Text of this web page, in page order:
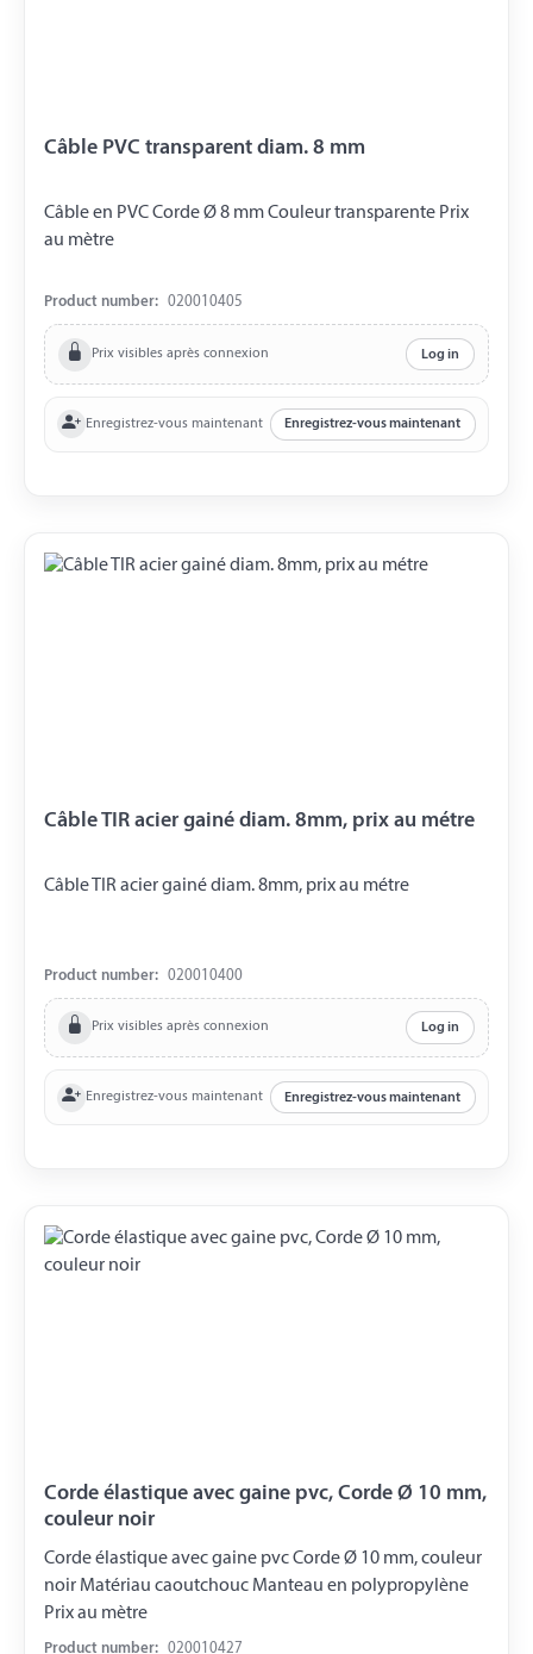
Câble PVC transparent diam. 8 mm
Câble en PVC Corde Ø 8 mm Couleur transparente Prix ​​
au mètre
Product number: 020010405
Prix visibles après connexion Log in
Enregistrez-vous maintenant Enregistrez-vous maintenant
Câble TIR acier gainé diam. 8mm, prix au métre
Câble TIR acier gainé diam. 8mm, prix au métre
Product number: 020010400
Prix visibles après connexion Log in
Enregistrez-vous maintenant Enregistrez-vous maintenant
Corde élastique avec gaine pvc, Corde Ø 10 mm,
couleur noir
Corde élastique avec gaine pvc Corde Ø 10 mm, couleur
noir Matériau caoutchouc Manteau en polypropylène
Prix ​​au mètre
Product number: 020010427